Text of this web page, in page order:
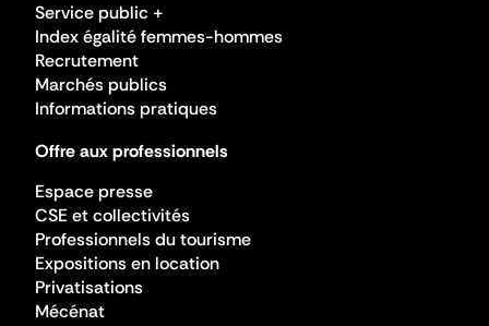
Service public +
Index égalité femmes-hommes
Recrutement
Marchés publics
Informations pratiques
Offre aux professionnels
Espace presse
CSE et collectivités
Professionnels du tourisme
Expositions en location
Privatisations
Mécénat